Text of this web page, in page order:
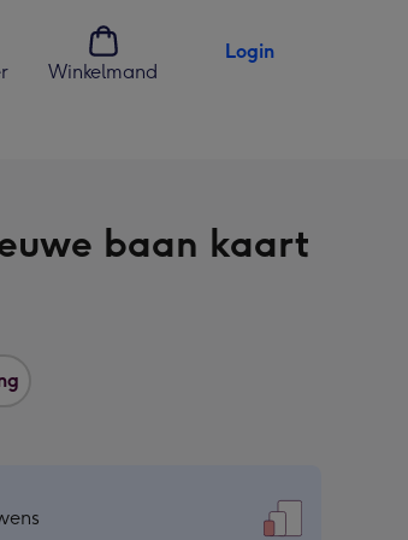
Winkelmand
Login
baan kaart